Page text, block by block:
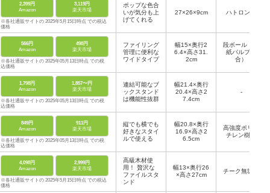
2,399円
Amazon
3,119円
楽天市場
※各社通販サイトの 2025年5月15日時点 での税込
価格
ポップな色合
いが気分も上
げてくれる
27×26×9cm ハトロン紙
566円
Amazon
498円
楽天市場
※各社通販サイトの 2025年05月13日時点 での税
込価格
ファイリング
管理に便利な
ワイドタイプ
幅15×奥行2
6.4×高さ31.
2cm
段ボール（古
紙パルプ配
合）
1,798円
Amazon
1,857〜円
楽天市場
※各社通販サイトの 2025年05月13日時点 での税
込価格
連結可能なブ
ックスタンド
は機能性抜群
幅21.4×奥行
20.4×高さ2
7.4cm
-
849円
Amazon
911円
楽天市場
※各社通販サイトの 2025年05月13日時点 での税
込価格
縦でも横でも
好きなスタイ
ルで使える
幅20.8×奥行
16.9×高さ2
6.5cm
高強度ポリス
チレン樹脂
4,098円
Amazon
2,999円
楽天市場
※各社通販サイトの 2025年5月15日時点 での税込
価格
高級木材使
用！ 贅沢な
ファイルスタ
ンド
幅13×奥行26
×高さ27cm
チーク無垢材